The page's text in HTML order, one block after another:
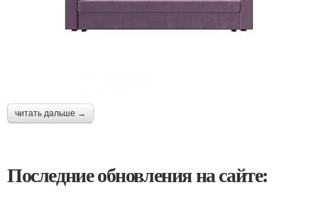
читать дальше →
Последние обновления на сайте: